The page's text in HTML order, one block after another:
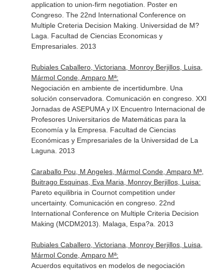
application to union-firm negotiation. Poster en
Congreso. The 22nd International Conference on
Multiple Creteria Decision Making. Universidad de M?
Laga. Facultad de Ciencias Economicas y
Empresariales. 2013
Rubiales Caballero, Victoriana, Monroy Berjillos, Luisa,
Mármol Conde, Amparo Mª:
Negociación en ambiente de incertidumbre. Una
solución conservadora. Comunicación en congreso. XXI
Jornadas de ASEPUMA y IX Encuentro Internacional de
Profesores Universitarios de Matemáticas para la
Economía y la Empresa. Facultad de Ciencias
Económicas y Empresariales de la Universidad de La
Laguna. 2013
Caraballo Pou, M Angeles, Mármol Conde, Amparo Mª,
Buitrago Esquinas, Eva Maria, Monroy Berjillos, Luisa:
Pareto equilibria in Cournot competition under
uncertainty. Comunicación en congreso. 22nd
International Conference on Multiple Criteria Decision
Making (MCDM2013). Malaga, Espa?a. 2013
Rubiales Caballero, Victoriana, Monroy Berjillos, Luisa,
Mármol Conde, Amparo Mª:
Acuerdos equitativos en modelos de negociación